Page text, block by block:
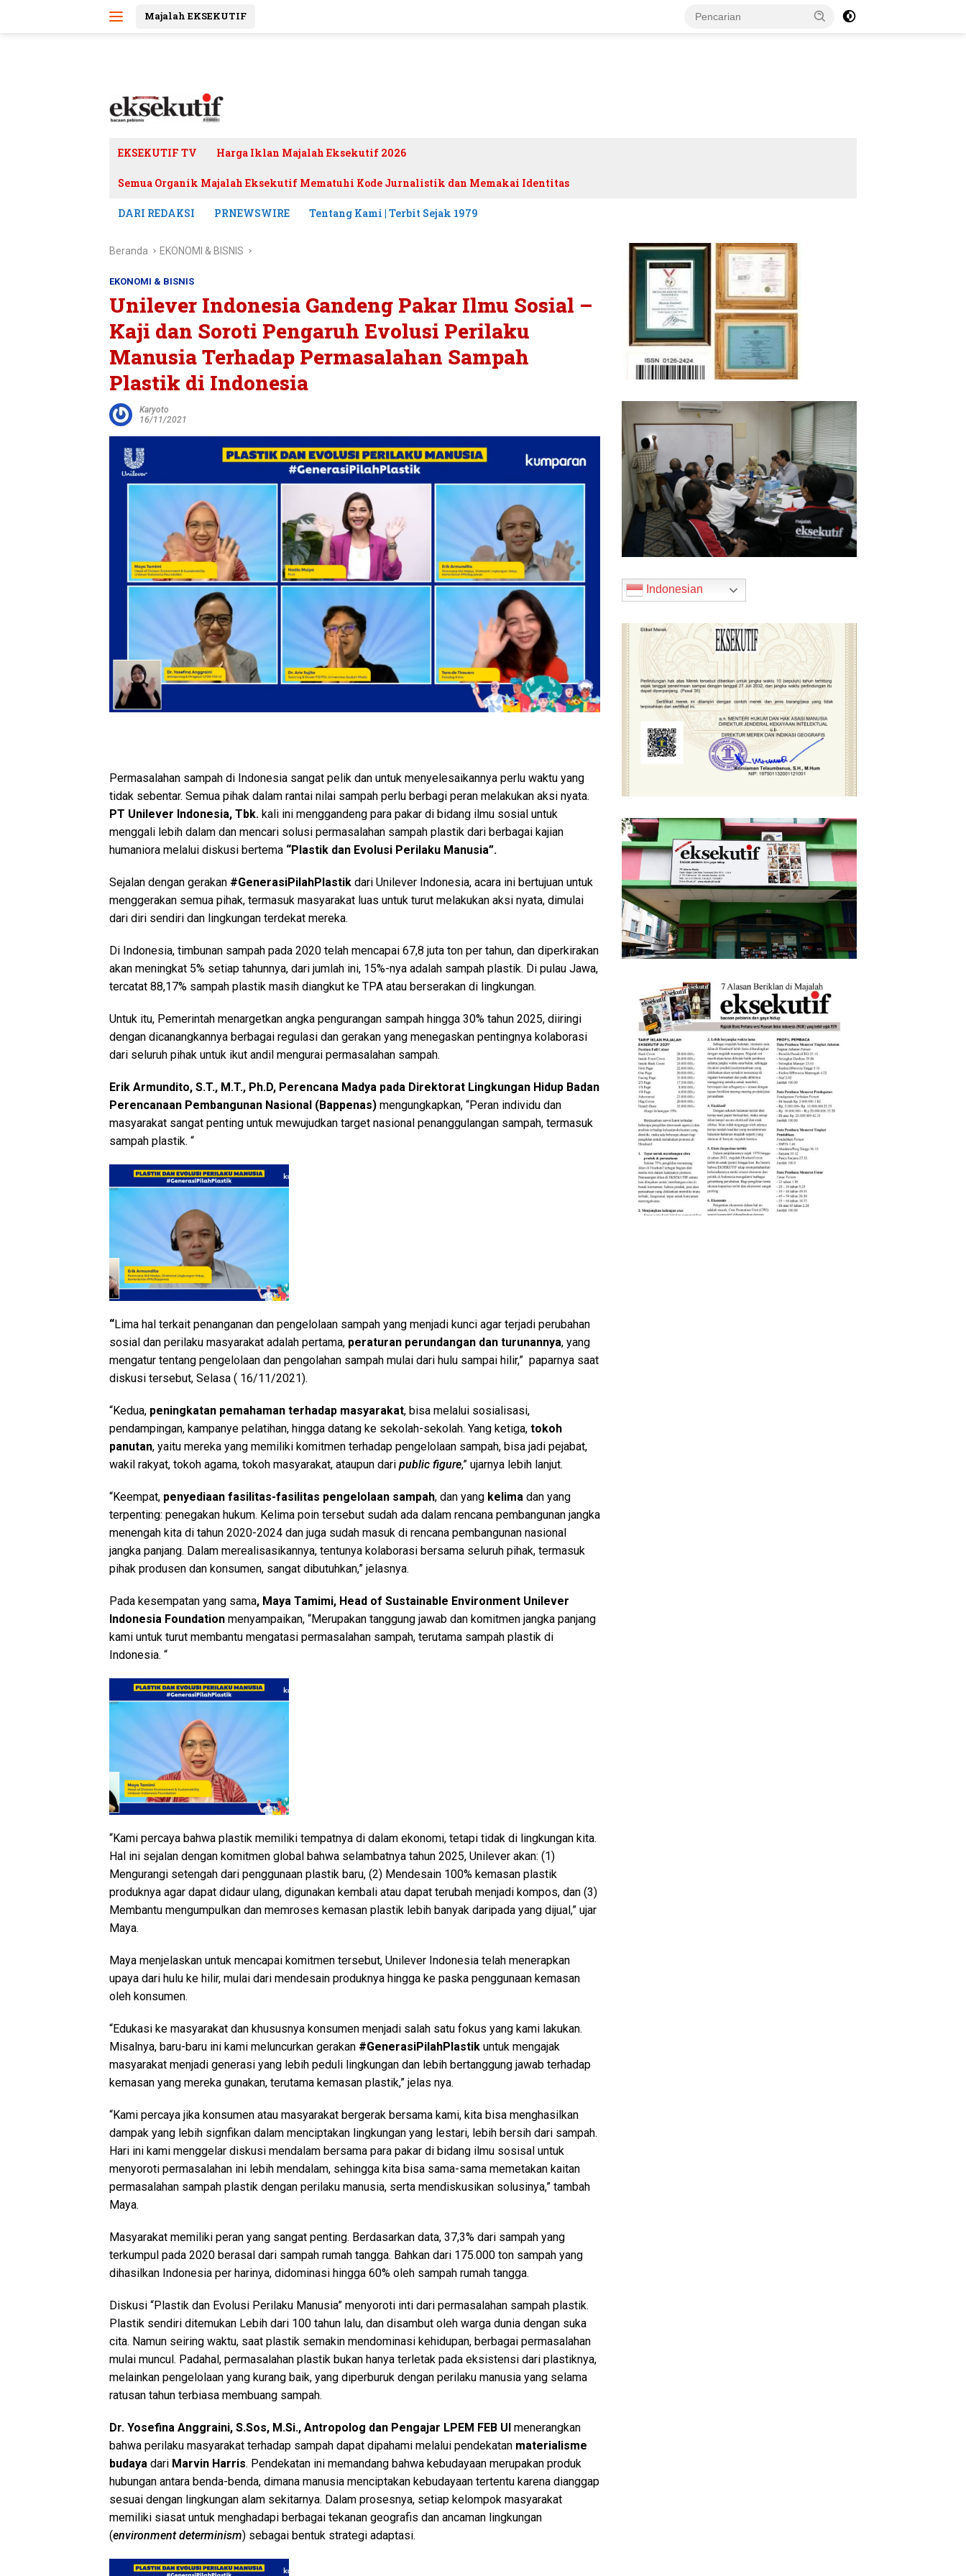
Majalah EKSEKUTIF
EKSEKUTIF TV Harga Iklan Majalah Eksekutif 2026
Semua Organik Majalah Eksekutif Mematuhi Kode Jurnalistik dan Memakai Identitas
DARI REDAKSI PRNEWSWIRE Tentang Kami | Terbit Sejak 1979
Beranda EKONOMI & BISNIS
EKONOMI & BISNIS
Unilever Indonesia Gandeng Pakar Ilmu Sosial –
Kaji dan Soroti Pengaruh Evolusi Perilaku
Manusia Terhadap Permasalahan Sampah
Plastik di Indonesia
Karyoto
16/11/2021
Permasalahan sampah di Indonesia sangat pelik dan untuk menyelesaikannya perlu waktu yang
tidak sebentar. Semua pihak dalam rantai nilai sampah perlu berbagi peran melakukan aksi nyata.
PT Unilever Indonesia, Tbk. kali ini menggandeng para pakar di bidang ilmu sosial untuk
menggali lebih dalam dan mencari solusi permasalahan sampah plastik dari berbagai kajian
humaniora melalui diskusi bertema “Plastik dan Evolusi Perilaku Manusia”.
Sejalan dengan gerakan #GenerasiPilahPlastik dari Unilever Indonesia, acara ini bertujuan untuk
menggerakan semua pihak, termasuk masyarakat luas untuk turut melakukan aksi nyata, dimulai
dari diri sendiri dan lingkungan terdekat mereka.
Di Indonesia, timbunan sampah pada 2020 telah mencapai 67,8 juta ton per tahun, dan diperkirakan
akan meningkat 5% setiap tahunnya, dari jumlah ini, 15%-nya adalah sampah plastik. Di pulau Jawa,
tercatat 88,17% sampah plastik masih diangkut ke TPA atau berserakan di lingkungan.
Untuk itu, Pemerintah menargetkan angka pengurangan sampah hingga 30% tahun 2025, diiringi
dengan dicanangkannya berbagai regulasi dan gerakan yang menegaskan pentingnya kolaborasi
dari seluruh pihak untuk ikut andil mengurai permasalahan sampah.
Erik Armundito, S.T., M.T., Ph.D, Perencana Madya pada Direktorat Lingkungan Hidup Badan
Perencanaan Pembangunan Nasional (Bappenas) mengungkapkan, “Peran individu dan
masyarakat sangat penting untuk mewujudkan target nasional penanggulangan sampah, termasuk
sampah plastik. “
“Lima hal terkait penanganan dan pengelolaan sampah yang menjadi kunci agar terjadi perubahan
sosial dan perilaku masyarakat adalah pertama, peraturan perundangan dan turunannya, yang
mengatur tentang pengelolaan dan pengolahan sampah mulai dari hulu sampai hilir,” paparnya saat
diskusi tersebut, Selasa ( 16/11/2021).
“Kedua, peningkatan pemahaman terhadap masyarakat, bisa melalui sosialisasi,
pendampingan, kampanye pelatihan, hingga datang ke sekolah-sekolah. Yang ketiga, tokoh
panutan, yaitu mereka yang memiliki komitmen terhadap pengelolaan sampah, bisa jadi pejabat,
wakil rakyat, tokoh agama, tokoh masyarakat, ataupun dari public figure,” ujarnya lebih lanjut.
“Keempat, penyediaan fasilitas-fasilitas pengelolaan sampah, dan yang ke lima dan yang
terpenting: penegakan hukum. Kelima poin tersebut sudah ada dalam rencana pembangunan jangka
menengah kita di tahun 2020-2024 dan juga sudah masuk di rencana pembangunan nasional
jangka panjang. Dalam merealisasikannya, tentunya kolaborasi bersama seluruh pihak, termasuk
pihak produsen dan konsumen, sangat dibutuhkan,” jelasnya.
Pada kesempatan yang sama, Maya Tamimi, Head of Sustainable Environment Unilever
Indonesia Foundation menyampaikan, “Merupakan tanggung jawab dan komitmen jangka panjang
kami untuk turut membantu mengatasi permasalahan sampah, terutama sampah plastik di
Indonesia. “
“Kami percaya bahwa plastik memiliki tempatnya di dalam ekonomi, tetapi tidak di lingkungan kita.
Hal ini sejalan dengan komitmen global bahwa selambatnya tahun 2025, Unilever akan: (1)
Mengurangi setengah dari penggunaan plastik baru, (2) Mendesain 100% kemasan plastik
produknya agar dapat didaur ulang, digunakan kembali atau dapat terubah menjadi kompos, dan (3)
Membantu mengumpulkan dan memroses kemasan plastik lebih banyak daripada yang dijual,” ujar
Maya.
Maya menjelaskan untuk mencapai komitmen tersebut, Unilever Indonesia telah menerapkan
upaya dari hulu ke hilir, mulai dari mendesain produknya hingga ke paska penggunaan kemasan
oleh konsumen.
“Edukasi ke masyarakat dan khususnya konsumen menjadi salah satu fokus yang kami lakukan.
Misalnya, baru-baru ini kami meluncurkan gerakan #GenerasiPilahPlastik untuk mengajak
masyarakat menjadi generasi yang lebih peduli lingkungan dan lebih bertanggung jawab terhadap
kemasan yang mereka gunakan, terutama kemasan plastik,” jelas nya.
“Kami percaya jika konsumen atau masyarakat bergerak bersama kami, kita bisa menghasilkan
dampak yang lebih signfikan dalam menciptakan lingkungan yang lestari, lebih bersih dari sampah.
Hari ini kami menggelar diskusi mendalam bersama para pakar di bidang ilmu sosisal untuk
menyoroti permasalahan ini lebih mendalam, sehingga kita bisa sama-sama memetakan kaitan
permasalahan sampah plastik dengan perilaku manusia, serta mendiskusikan solusinya,” tambah
Maya.
Masyarakat memiliki peran yang sangat penting. Berdasarkan data, 37,3% dari sampah yang
terkumpul pada 2020 berasal dari sampah rumah tangga. Bahkan dari 175.000 ton sampah yang
dihasilkan Indonesia per harinya, didominasi hingga 60% oleh sampah rumah tangga.
Diskusi “Plastik dan Evolusi Perilaku Manusia” menyoroti inti dari permasalahan sampah plastik.
Plastik sendiri ditemukan Lebih dari 100 tahun lalu, dan disambut oleh warga dunia dengan suka
cita. Namun seiring waktu, saat plastik semakin mendominasi kehidupan, berbagai permasalahan
mulai muncul. Padahal, permasalahan plastik bukan hanya terletak pada eksistensi dari plastiknya,
melainkan pengelolaan yang kurang baik, yang diperburuk dengan perilaku manusia yang selama
ratusan tahun terbiasa membuang sampah.
Dr. Yosefina Anggraini, S.Sos, M.Si., Antropolog dan Pengajar LPEM FEB UI menerangkan
bahwa perilaku masyarakat terhadap sampah dapat dipahami melalui pendekatan materialisme
budaya dari Marvin Harris. Pendekatan ini memandang bahwa kebudayaan merupakan produk
hubungan antara benda-benda, dimana manusia menciptakan kebudayaan tertentu karena dianggap
sesuai dengan lingkungan alam sekitarnya. Dalam prosesnya, setiap kelompok masyarakat
memiliki siasat untuk menghadapi berbagai tekanan geografis dan ancaman lingkungan
(environment determinism) sebagai bentuk strategi adaptasi.
Indonesian